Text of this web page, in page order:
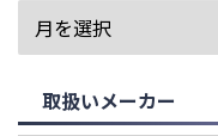
取扱いメーカー